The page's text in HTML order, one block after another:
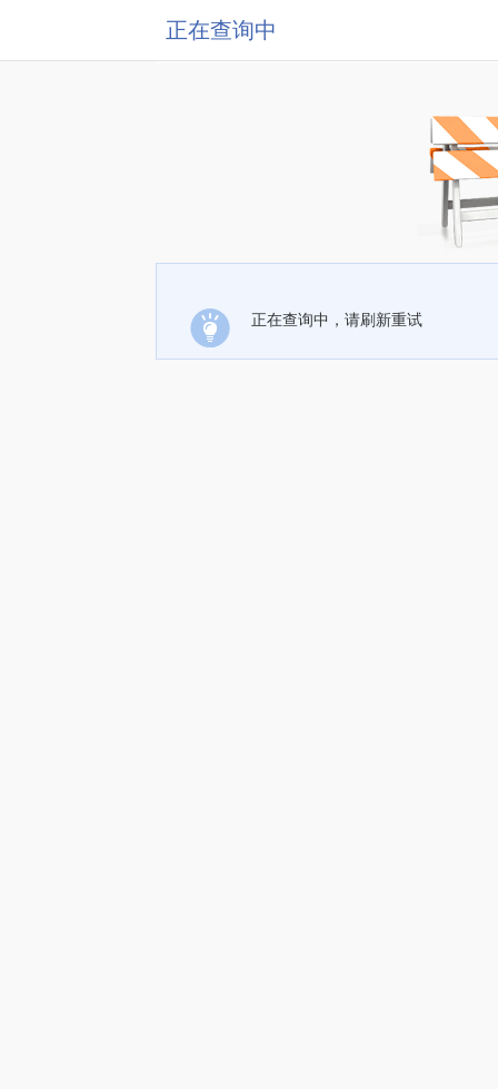
正在查询中
正在查询中，请刷新重试